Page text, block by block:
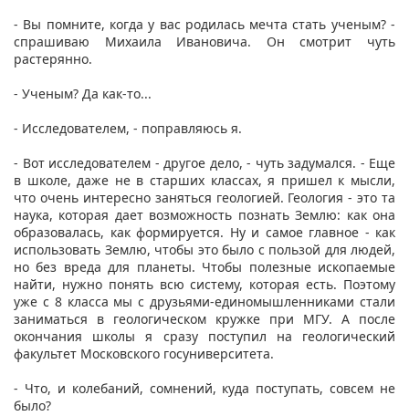
- Вы помните, когда у вас родилась мечта стать ученым? -
спрашиваю Михаила Ивановича. Он смотрит чуть
растерянно.
- Ученым? Да как-то...
- Исследователем, - поправляюсь я.
- Вот исследователем - другое дело, - чуть задумался. - Еще
в школе, даже не в старших классах, я пришел к мысли,
что очень интересно заняться геологией. Геология - это та
наука, которая дает возможность познать Землю: как она
образовалась, как формируется. Ну и самое главное - как
использовать Землю, чтобы это было с пользой для людей,
но без вреда для планеты. Чтобы полезные ископаемые
найти, нужно понять всю систему, которая есть. Поэтому
уже с 8 класса мы с друзьями-единомышленниками стали
заниматься в геологическом кружке при МГУ. А после
окончания школы я сразу поступил на геологический
факультет Московского госуниверситета.
- Что, и колебаний, сомнений, куда поступать, совсем не
было?